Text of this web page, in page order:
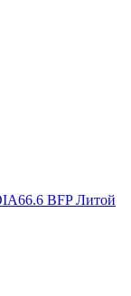
BFP Литой